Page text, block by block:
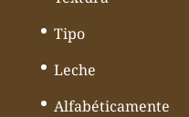
Tipo
Leche
Alfabéticamente